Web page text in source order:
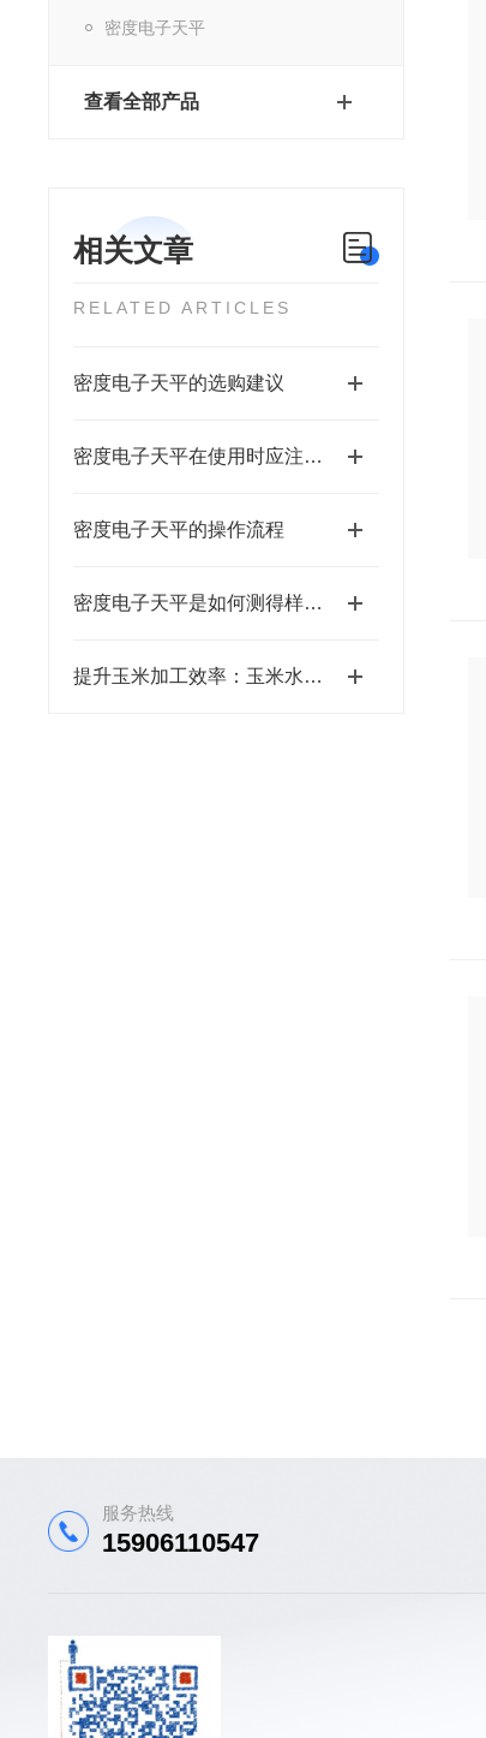
密度电子天平
查看全部产品
相关文章
RELATED ARTICLES
密度电子天平的选购建议
密度电子天平在使用时应注意什么？
密度电子天平的操作流程
密度电子天平是如何测得样品的密度的？
提升玉米加工效率：玉米水分测定仪在面粉加工、饲料生产中的核心作用与实践指南
服务热线
15906110547